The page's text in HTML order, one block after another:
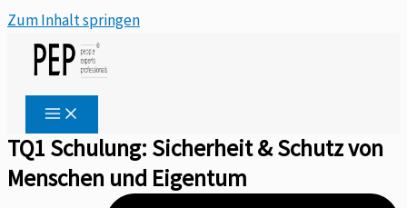
Zum Inhalt springen
TQ1 Schulung: Sicherheit & Schutz von
Menschen und Eigentum